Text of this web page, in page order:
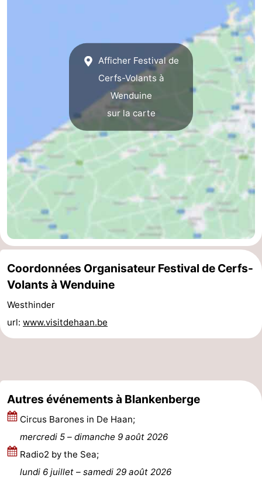
Het
Zwin
Occidentale
Bruges
-
Gand
Nature
Het
Zwin
-
Knokke-
Heist
-
Zeebrugge
-
Coq
Bredene
-
Ostende
Middelkerke
Afficher Festival de
Cerfs-Volants à
Wenduine
sur la carte
Coordonnées Organisateur Festival de Cerfs-
Volants à Wenduine
Westhinder
url: www.visitdehaan.be
Autres événements à Blankenberge
Circus Barones in De Haan;
mercredi 5 –
dimanche 9 août 2026
Radio2 by the Sea;
lundi 6 juillet – samedi 29 août 2026